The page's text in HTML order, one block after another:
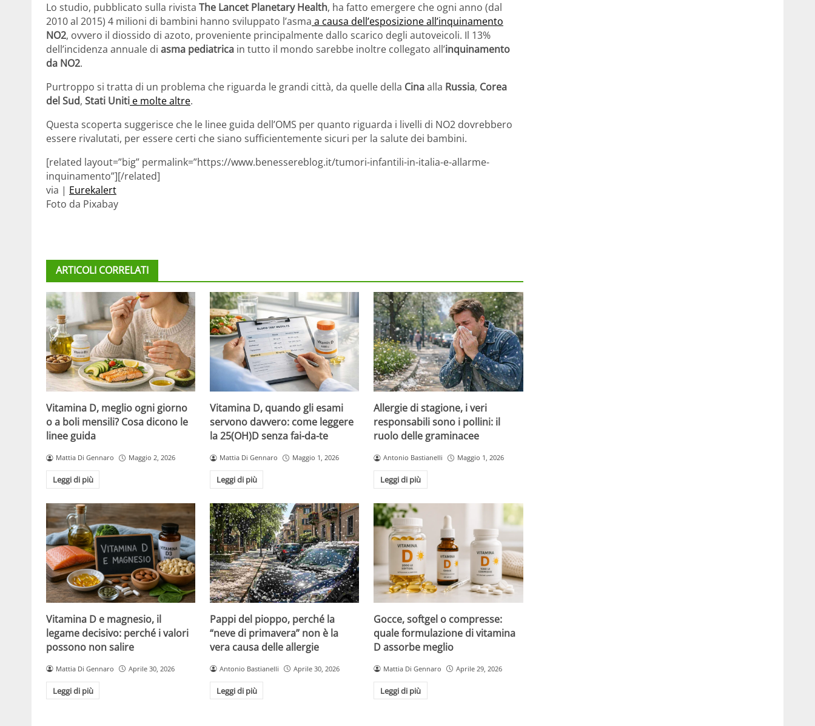
Lo studio, pubblicato sulla rivista The Lancet Planetary Health, ha fatto emergere che ogni anno (dal
2010 al 2015) 4 milioni di bambini hanno sviluppato l’asma a causa dell’esposizione all’inquinamento
NO2, ovvero il diossido di azoto, proveniente principalmente dallo scarico degli autoveicoli. Il 13%
dell’incidenza annuale di asma pediatrica in tutto il mondo sarebbe inoltre collegato all’inquinamento
da NO2.
Purtroppo si tratta di un problema che riguarda le grandi città, da quelle della Cinaalla Russia, Corea
del Sud, Stati Uniti e molte altre.
Questa scoperta suggerisce che le linee guida dell’OMS per quanto riguarda i livelli di NO2 dovrebbero
essere rivalutati, per essere certi che siano sufficientemente sicuri per la salute dei bambini.
[related layout=”big” permalink=”https://www.benessereblog.it/tumori-infantili-in-italia-e-allarme-
inquinamento”][/related]
via | Eurekalert
Foto da Pixabay
ARTICOLI CORRELATI
Vitamina D, meglio ogni giorno
o a boli mensili? Cosa dicono le
linee guida
Mattia Di Gennaro Maggio 2, 2026
Leggi di più
Vitamina D, quando gli esami
servono davvero: come leggere
la 25(OH)D senza fai-da-te
Mattia Di Gennaro Maggio 1, 2026
Leggi di più
Allergie di stagione, i veri
responsabili sono i pollini: il
ruolo delle graminacee
Antonio Bastianelli Maggio 1, 2026
Leggi di più
Vitamina D e magnesio, il
legame decisivo: perché i valori
possono non salire
Mattia Di Gennaro Aprile 30, 2026
Leggi di più
Pappi del pioppo, perché la
“neve di primavera” non è la
vera causa delle allergie
Antonio Bastianelli Aprile 30, 2026
Leggi di più
Gocce, softgel o compresse:
quale formulazione di vitamina
D assorbe meglio
Mattia Di Gennaro Aprile 29, 2026
Leggi di più